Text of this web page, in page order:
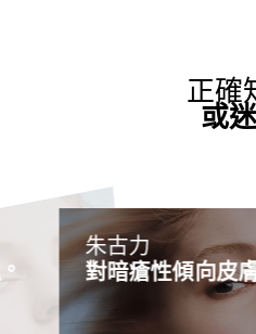
正確
或
朱古力
對暗瘡性傾向皮
正確​